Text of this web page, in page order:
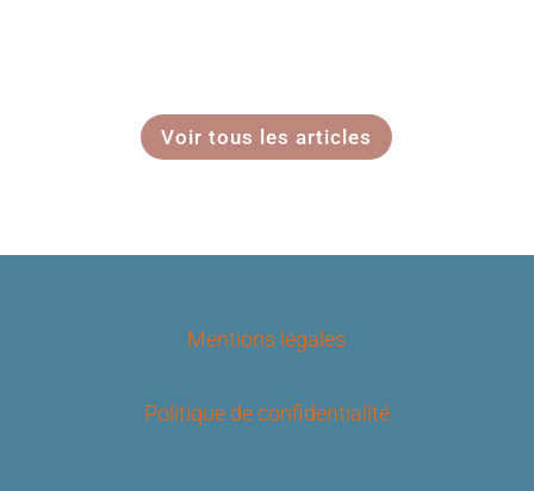
Voir tous les articles
Mentions légales
Politique de confidentialité